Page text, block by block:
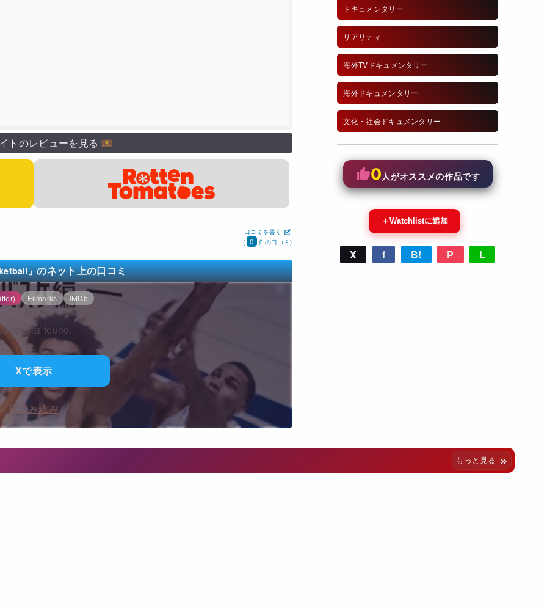
トのレビューを見る
口コミを書く
(
0 件の口コミ)
」のネット上の口コミ
Filmarks IMDb
results found.
Xで表示
再読み込み
ドキュメンタリー
リアリティ
海外TVドキュメンタリー
海外ドキュメンタリー
文化・社会ドキュメンタリー
0人がオススメの作品です
＋Watchlistに追加
X f B! P L
もっと見る